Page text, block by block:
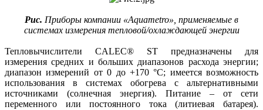
Рис. Приборы компании «Aquametro», применяемые в
системах измерения тепловой/охлаждающей энергии
Тепловычислители СALEC® ST предназначены для
измерения средних и больших диапазонов расхода энергии;
диапазон измерений от 0 до +170 °C; имеется возможность
использования в системах обогрева с альтернативными
источниками (солнечная энергия). Питание – от сети
переменного или постоянного тока (литиевая батарея).